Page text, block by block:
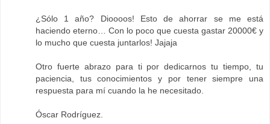
¿Sólo 1 año? Dioooos! Esto de ahorrar se me está
haciendo eterno… Con lo poco que cuesta gastar 20000€ y
lo mucho que cuesta juntarlos! Jajaja
Otro fuerte abrazo para ti por dedicarnos tu tiempo, tu
paciencia, tus conocimientos y por tener siempre una
respuesta para mí cuando la he necesitado.
Óscar Rodríguez.